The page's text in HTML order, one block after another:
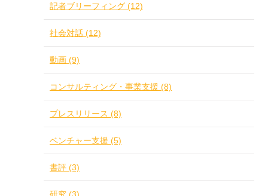
記者ブリーフィング (12)
社会対話 (12)
動画 (9)
コンサルティング・事業支援 (8)
プレスリリース (8)
ベンチャー支援 (5)
書評 (3)
研究 (3)